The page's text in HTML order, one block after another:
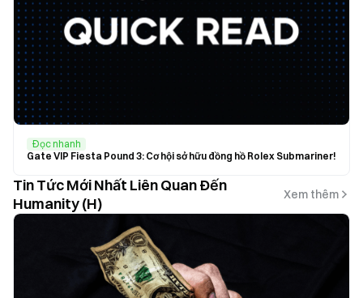
Đọc nhanh
Gate VIP Fiesta Pound 3: Cơ hội sở hữu đồng hồ Rolex Submariner!
Tin Tức Mới Nhất Liên Quan Đến
Humanity (H)
Xem thêm